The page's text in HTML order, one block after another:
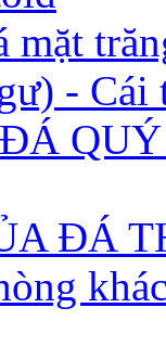
mặt
- Cái
QUÝ
ĐÁ